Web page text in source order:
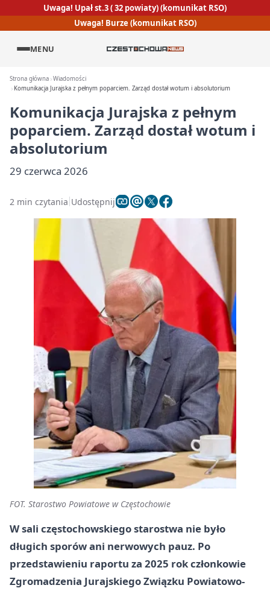
Uwaga! Upał st.3 ( 32 powiaty) (komunikat RSO)
Uwaga! Burze (komunikat RSO)
MENU
Strona główna Wiadomości
Komunikacja Jurajska z pełnym poparciem. Zarząd dostał wotum i absolutorium
Komunikacja Jurajska z pełnym
poparciem. Zarząd dostał wotum i
absolutorium
29 czerwca 2026
2 min czytania Udostępnij
FOT. Starostwo Powiatowe w Częstochowie
W sali częstochowskiego starostwa nie było
długich sporów ani nerwowych pauz. Po
przedstawieniu raportu za 2025 rok członkowie
Zgromadzenia Jurajskiego Związku Powiatowo-